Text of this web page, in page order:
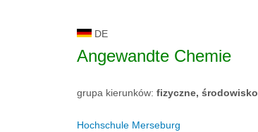
DE
Angewandte Chemie
grupa kierunków: fizyczne, środowisko
Hochschule Merseburg